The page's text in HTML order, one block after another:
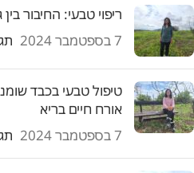
ריפוי טבעי: החיבור
7 בספטמבר 2024
טיפול טבעי בכבד
אורח חיים בריא
7 בספטמבר 2024